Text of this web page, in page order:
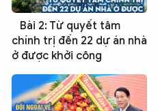
Bài 2: Từ quyết tâm
chính trị đến 22 dự án nhà
ở được khởi công